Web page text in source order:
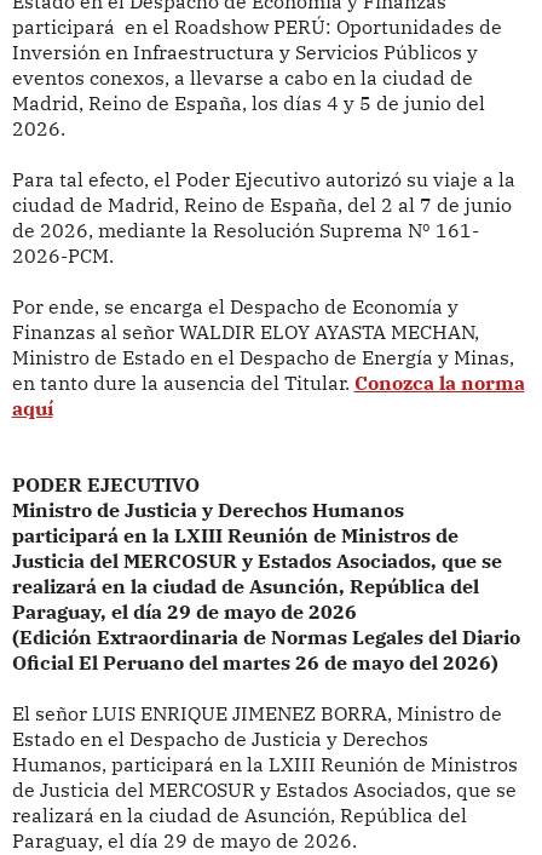
participará en el Roadshow PERÚ: Oportunidades de
Inversión en Infraestructura y Servicios Públicos y
eventos conexos, a llevarse a cabo en la ciudad de
Madrid, Reino de España, los días 4 y 5 de junio del
2026.
Para tal efecto, el Poder Ejecutivoautorizó su viaje a la
ciudad de Madrid, Reino de España, del 2 al 7 de junio
de 2026, mediante la Resolución Suprema Nº 161-
2026-PCM.
Por ende, se encarga el Despacho de Economía y
Finanzas al señor WALDIR ELOY AYASTA MECHAN,
Ministro de Estado en el Despacho de Energía y Minas,
en tanto dure la ausencia del Titular. Conozca la norma
aquí
PODER EJECUTIVO
Ministro de Justicia y Derechos Humanos
participará en la LXIII Reunión de Ministros de
Justicia del MERCOSUR y Estados Asociados, que se
realizará en la ciudad de Asunción, República del
Paraguay, el día 29 de mayo de 2026
(Edición Extraordinaria de Normas Legales del Diario
Oficial El Peruano del martes 26 de mayo del 2026)
El señor LUIS ENRIQUE JIMENEZ BORRA, Ministro de
Estado en el Despacho de Justicia y Derechos
Humanos, participará en la LXIII Reunión de Ministros
de Justicia del MERCOSUR y Estados Asociados, que se
realizará en la ciudad de Asunción, República del
Paraguay, el día 29 de mayo de 2026.